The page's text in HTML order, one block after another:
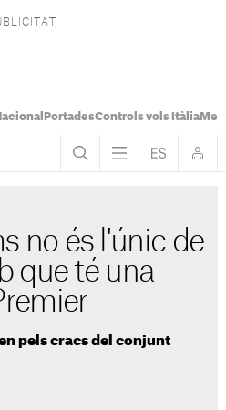
PortadesControls vols Itàlia
no és l'únic de
que té una
pels cracs del conjunt